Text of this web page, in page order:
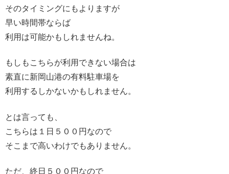
そのタイミングにもよりますが
早い時間帯ならば
利用は可能かもしれませんね。
もしもこちらが利用できない場合は
素直に新岡山港の有料駐車場を
利用するしかないかもしれません。
とは言っても、
こちらは１日５００円なので
そこまで高いわけでもありません。
ただ、終日５００円なので